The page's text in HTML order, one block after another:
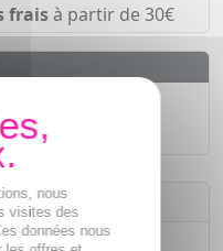
fraisà partir de 30€
nous
visites des
données nous